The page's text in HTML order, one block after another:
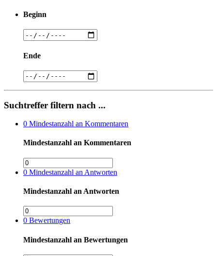
Beginn
Ende
Suchtreffer filtern nach ...
0 Mindestanzahl an Kommentaren
Mindestanzahl an Kommentaren
0 Mindestanzahl an Antworten
Mindestanzahl an Antworten
0 Bewertungen
Mindestanzahl an Bewertungen